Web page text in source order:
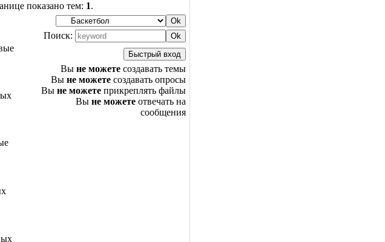
показано тем: 1.
Поиск:
Вы не можете создавать темы
Вы не можете создавать опросы
Вы не можете прикреплять файлы
Вы не можете отвечать на
сообщения